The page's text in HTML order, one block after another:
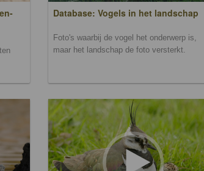
Database: Vogels in het landschap
Foto's waarbij de vogel het onderwerp is,
maar het landschap de foto versterkt.